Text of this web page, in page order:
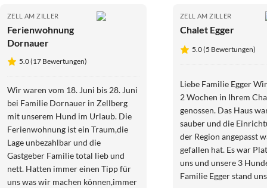
ZELL AM ZILLER
Ferienwohnung
Dornauer
5.0 (17 Bewertungen)
Wir waren vom 18. Juni bis 28. Juni
bei Familie Dornauer in Zellberg
mit unserem Hund im Urlaub. Die
Ferienwohnung ist ein Traum,die
Lage unbezahlbar und die
Gastgeber Familie total lieb und
nett. Hatten immer einen Tipp für
uns was wir machen können,immer
ZELL AM ZILLER
Chalet Egger
5.0 (5 Bewertungen)
Liebe Familie Egger
2 Wochen in Ihrem Chalet
genossen. Das Haus
sauber und die
der Region angepasst
gefallen hat. Es war
uns und unsere 3
Familie Egger stand